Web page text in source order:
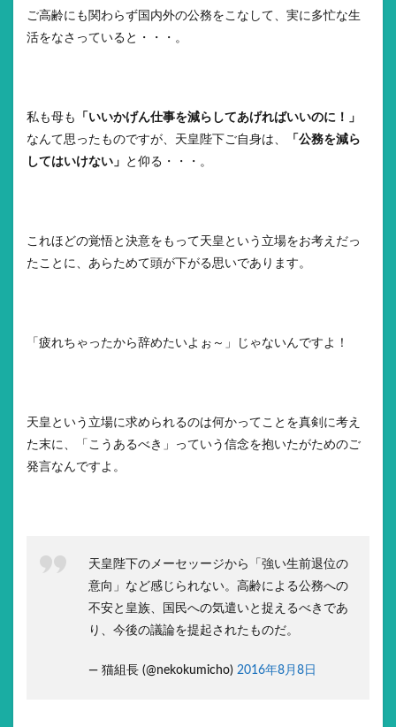
ご高齢にも関わらず国内外の公務をこなして、実に多忙な生
活をなさっていると・・・。
私も母も
「いいかげん仕事を減らしてあげればいいのに！」
なんて思ったものですが、天皇陛下ご自身は、
「公務を減ら
してはいけない」
と仰る・・・。
これほどの覚悟と決意をもって天皇という立場をお考えだっ
たことに、あらためて頭が下がる思いであります。
「疲れちゃったから辞めたいよぉ～」じゃないんですよ！
天皇という立場に求められるのは何かってことを真剣に考え
た末に、「こうあるべき」っていう信念を抱いたがためのご
発言なんですよ。
天皇陛下のメーセッージから「強い生前退位の
意向」など感じられない。高齢による公務への
不安と皇族、国民への気遣いと捉えるべきであ
り、今後の議論を提起されたものだ。
— 猫組長 (@nekokumicho) 2016年8月8日